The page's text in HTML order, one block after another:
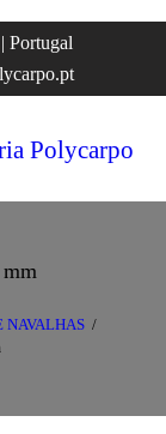
Portugal
NAVALHAS